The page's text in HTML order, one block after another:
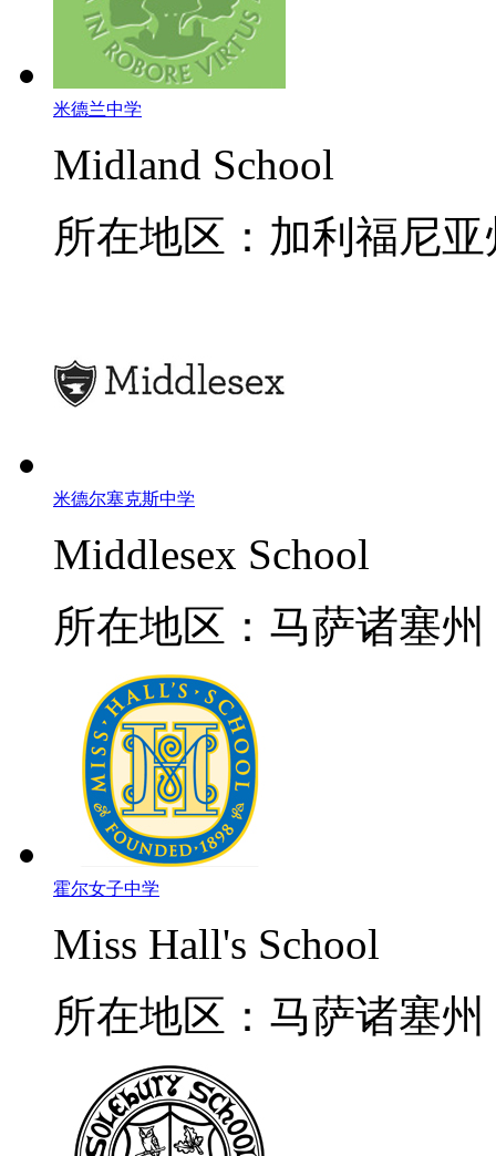
米德兰中学
Midland School
所在地区：加利福尼亚
米德尔塞克斯中学
Middlesex School
所在地区：马萨诸塞州
霍尔女子中学
Miss Hall's School
所在地区：马萨诸塞州